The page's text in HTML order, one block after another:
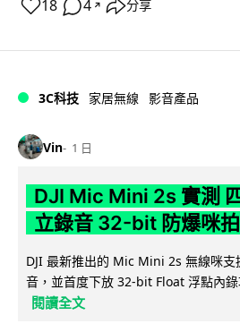
18 4 ↗ 分享
3C科技 家居無線 影音產品
Vin 1 日
DJI Mic Mini 2s 實測
立錄音 32-bit 防爆咪
DJI 最新推出的 Mic Mini 2s 無線咪支
音，並首度下放 32-bit Float 浮點內
閱讀全文